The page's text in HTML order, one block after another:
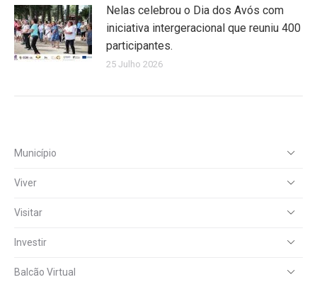
Nelas celebrou o Dia dos Avós com
iniciativa intergeracional que reuniu 400
participantes.
25 Julho 2026
Município
Viver
Visitar
Investir
Balcão Virtual